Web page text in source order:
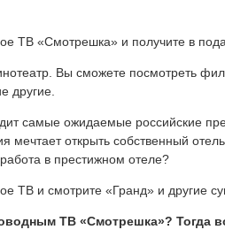
ТВ «Смотрешка» и получите в
Вы сможете посмотреть
другие.
самые ожидаемые российские
открыть собственный
в престижном отеле?
ТВ и смотрите «Гранд» и другие
ТВ «Смотрешка»? Тогда